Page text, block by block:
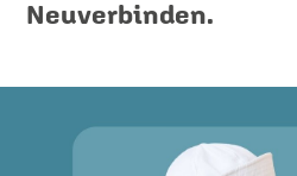
Neuverbinden.